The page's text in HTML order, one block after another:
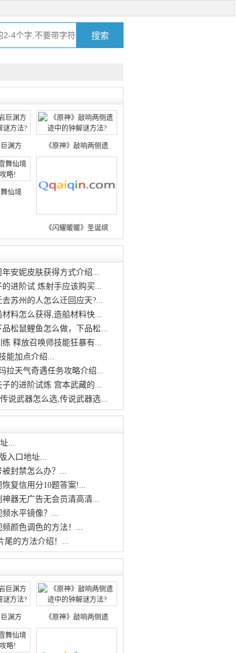
巨渊方 《原神》敲响两侧遗
舞仙境
《闪耀暖暖》圣诞缤
年安妮皮肤获得方式介绍...
的进阶试 炼射手应该购买...
苏州的人怎么迁回应天?...
材料怎么获得,造船材料快...
品松鼠鲤鱼怎么做，下品松...
练 释放召唤师技能狂暴有...
能加点介绍...
拉天气奇遇任务攻略介绍...
子的进阶试炼 宫本武藏的...
说武器怎么选,传说武器选...
...
入口地址...
被封禁怎么办？...
复信用分10题答案!...
神器无广告无会员清高清...
水平镜像？...
频颜色调色的方法！...
尾的方法介绍！...
巨渊方 《原神》敲响两侧遗